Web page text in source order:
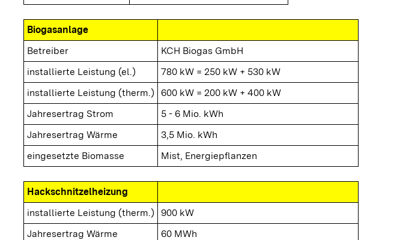
Biogasanlage
Betreiber
KCH Biogas GmbH
installierte Leistung (el.)
780 kW = 250 kW + 530 kW
installierte Leistung (therm.)
600 kW = 200 kW + 400 kW
Jahresertrag Strom
5 - 6 Mio. kWh
Jahresertrag Wärme
3,5 Mio. kWh
eingesetzte Biomasse
Mist, Energiepflanzen
Hackschnitzelheizung
installierte Leistung (therm.)
900 kW
Jahresertrag Wärme
60 MWh